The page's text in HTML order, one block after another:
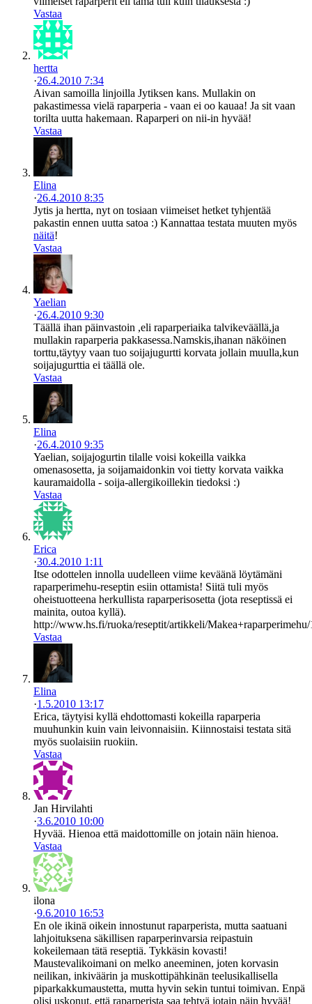
Vastaa
hertta
·26.4.2010 7:34
Aivan samoilla linjoilla Jytiksen kans. Mullakin on
pakastimessa vielä raparperia - vaan ei oo kauaa! Ja sit vaan
torilta uutta hakemaan. Raparperi on nii-in hyvää!
Vastaa
Elina
·26.4.2010 8:35
Jytis ja hertta, nyt on tosiaan viimeiset hetket tyhjentää
pakastin ennen uutta satoa :) Kannattaa testata muuten myös
näitä!
Vastaa
Yaelian
·26.4.2010 9:30
Täällä ihan päinvastoin ,eli raparperiaika talvikeväällä,ja
mullakin raparperia pakkasessa.Namskis,ihanan näköinen
torttu,täytyy vaan tuo soijajugurtti korvata jollain muulla,kun
soijajugurttia ei täällä ole.
Vastaa
Elina
·26.4.2010 9:35
Yaelian, soijajogurtin tilalle voisi kokeilla vaikka
omenasosetta, ja soijamaidonkin voi tietty korvata vaikka
kauramaidolla - soija-allergikoillekin tiedoksi :)
Vastaa
Erica
·30.4.2010 1:11
Itse odottelen innolla uudelleen viime keväänä löytämäni
raparperimehu-reseptin esiin ottamista! Siitä tuli myös
oheistuotteena herkullista raparperisosetta (jota reseptissä ei
mainita, outoa kyllä).
http://www.hs.fi/ruoka/reseptit/artikkeli/
Vastaa
Elina
·1.5.2010 13:17
Erica, täytyisi kyllä ehdottomasti kokeilla raparperia
muuhunkin kuin vain leivonnaisiin. Kiinnostaisi testata sitä
myös suolaisiin ruokiin.
Vastaa
Jan Hirvilahti
·3.6.2010 10:00
Hyvää. Hienoa että maidottomille on jotain näin hienoa.
Vastaa
ilona
·9.6.2010 16:53
En ole ikinä oikein innostunut raparperista, mutta saatuani
lahjoituksena säkillisen raparperinvarsia reipastuin
kokeilemaan tätä reseptiä. Tykkäsin kovasti!
Maustevalikoimani on melko aneeminen, joten korvasin
neilikan, inkiväärin ja muskottipähkinän teelusikallisella
piparkakkumaustetta, mutta hyvin sekin tuntui toimivan. Enpä
olisi uskonut, että raparperista saa tehtyä jotain näin hyvää!